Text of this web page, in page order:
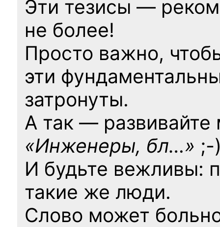
Эти тезисы —
не более!
Просто важно,
эти
затронуты.
А так — развивайте
«Инженеры, бл…» ;-
И будьте вежливы:
такие же люди.
Слово может